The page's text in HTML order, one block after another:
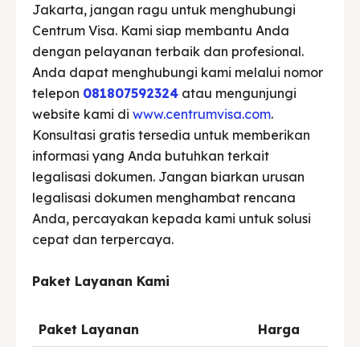
Jakarta, jangan ragu untuk menghubungi
Centrum Visa. Kami siap membantu Anda
dengan pelayanan terbaik dan profesional.
Anda dapat menghubungi kami melalui nomor
telepon 081807592324 atau mengunjungi
website kami di www.centrumvisa.com.
Konsultasi gratis tersedia untuk memberikan
informasi yang Anda butuhkan terkait
legalisasi dokumen. Jangan biarkan urusan
legalisasi dokumen menghambat rencana
Anda, percayakan kepada kami untuk solusi
cepat dan terpercaya.
Paket Layanan Kami
Paket Layanan Harga